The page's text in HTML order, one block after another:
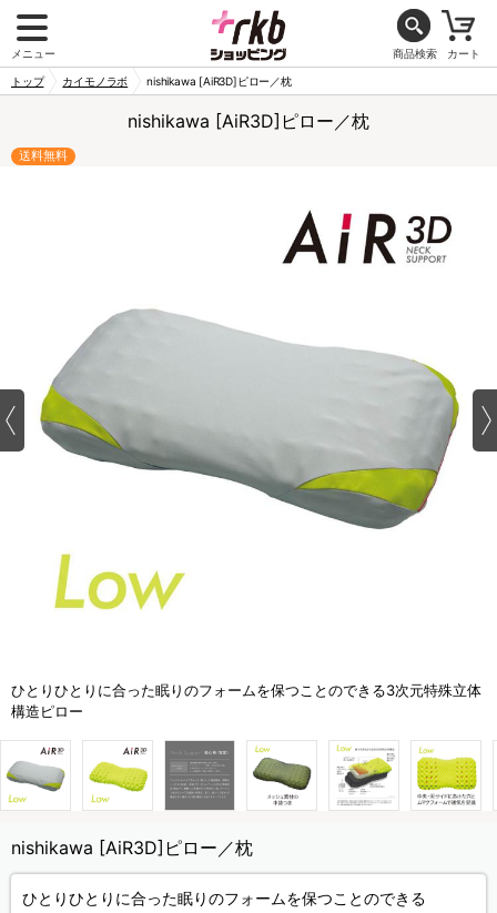
メニュー 商品検索 カート
トップ カイモノラボ nishikawa [AiR3D]ピロー／枕
nishikawa [AiR3D]ピロー／枕
送料無料
ひとりひとりに合った眠りのフォームを保つことのできる3次元特殊立体
構造ピロー
nishikawa [AiR3D]ピロー／枕
ひとりひとりに合った眠りのフォームを保つことのできる